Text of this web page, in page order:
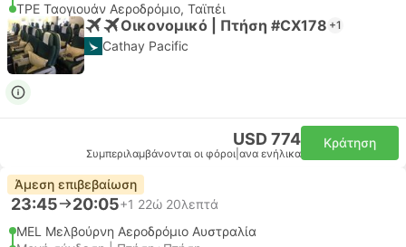
TPE Ταογιουάν Αεροδρόμιο, Ταϊπέι
Οικονομικό | Πτήση #CX178 +1
Cathay Pacific
USD 774
Συμπεριλαμβάνονται οι φόροι ανα ενήλικα
Κράτηση
Άμεση επιβεβαίωση
23:45 20:05+1 22ώ 20λεπτά
MEL Μελβούρνη Αεροδρόμιο Αυστραλία